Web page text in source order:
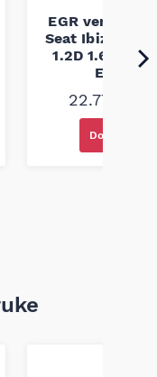
u vozilu kada se
EGR ventil
Seat Ibiza
1.2D 1.6D
Engitech
22.770,00
Dodaj u